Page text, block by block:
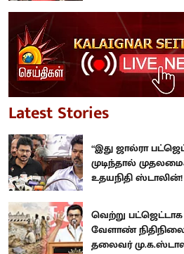
Latest Stories
“இது ஜால்ரா
முடிந்தால்
உதயநிதி ஸ்டாலின்!
வெற்று பட்ஜெட்டாக
வேளாண்
தலைவர்